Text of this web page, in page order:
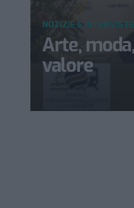
Arte,
valore
NOTIZIE E